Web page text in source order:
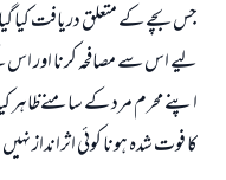
جس بچے كے متعلق دريافت كيا
ليے اس سے مصافحہ كرنا اور اس
اپنے محرم مرد كے سامنےظاہر
كا فوت شدہ ہونا كوئى اثرانداز